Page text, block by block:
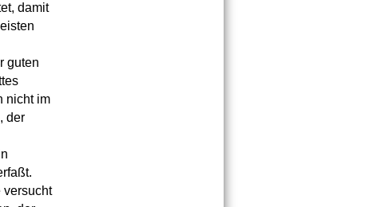
damit
guten
nicht im
der
versucht